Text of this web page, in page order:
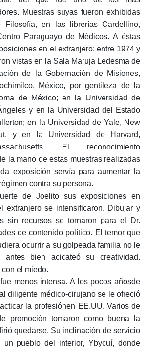
Muestras suyas fueron exhibidas
en las librerías Cardellino,
Paraguayo de Médicos. A éstas
en el extranjero: entre 1974 y
vistas en la Sala Maruja Ledesma de
de la Gobernación de Misiones,
México, por gentileza de la
de México; en la Universidad de
y en la Universidad del Estado
en la Universidad de Yale, New
y en la Universidad de Harvard,
El reconocimiento
la mano de estas muestras realizadas
exposición servía para aumentar la
contra su persona.
de Joelito sus exposiciones en
extranjero se intensificaron. Dibujar y
sin recursos se tornaron para el Dr.
de contenido político. El temor que
ocurrir a su golpeada familia no le
antes bien acicateó su creatividad.
el miedo.
menos intensa. A los pocos añosde
diligente médico-cirujano se le ofreció
la profesiónen EE.UU. Varios de
promoción tomaron como buena la
quedarse. Su inclinación de servicio
un pueblo del interior, Ybycuí, donde